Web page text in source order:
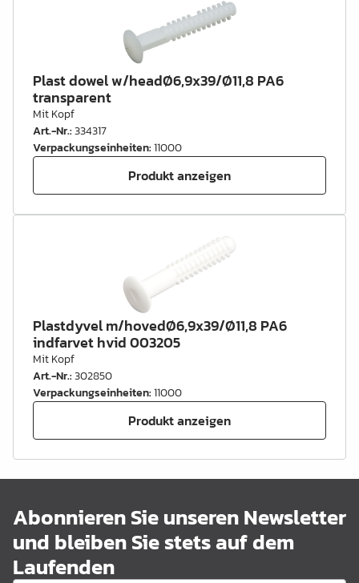
Plast dowel w/headØ6,9x39/Ø11,8 PA6
transparent
Mit Kopf
Art.-Nr.:334317
Verpackungseinheiten:11000
Produkt anzeigen
Plastdyvel m/hovedØ6,9x39/Ø11,8 PA6
indfarvet hvid 003205
Mit Kopf
Art.-Nr.:302850
Verpackungseinheiten:11000
Produkt anzeigen
Abonnieren Sie unseren Newsletter
und bleiben Sie stets auf dem
Laufenden